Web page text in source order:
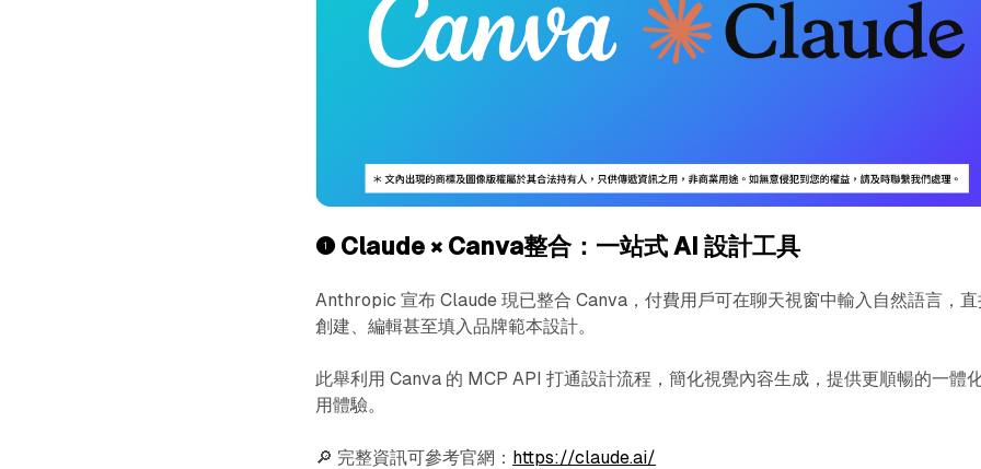
❶ Claude × Canva整合：一站式 AI 設計工具󠀠󠀠
Anthropic 宣布 Claude 現已整合 Canva，付費用戶可在聊天視窗中輸入自然語言，
創建、編輯甚至填入品牌範本設計。
此舉利用 Canva 的 MCP API 打通設計流程，簡化視覺內容生成，提供更順暢的一體
用體驗。
🔎 完整資訊可參考官網： https://claude.ai/